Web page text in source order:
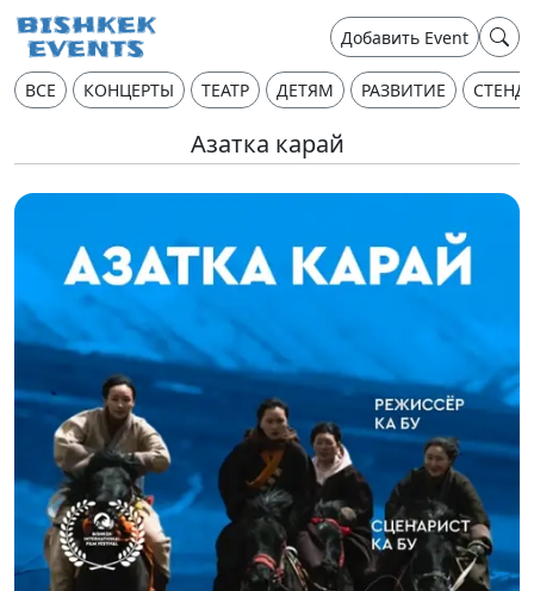
Добавить Event
ВСЕ КОНЦЕРТЫ ТЕАТР ДЕТЯМ РАЗВИТИЕ
Азатка карай